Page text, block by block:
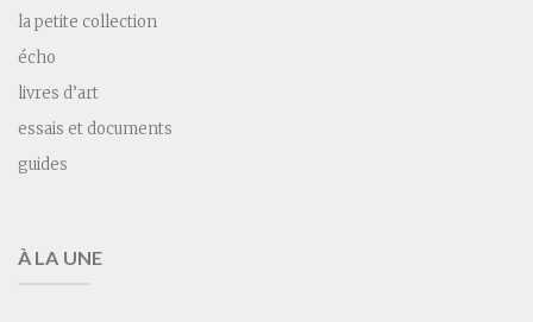
la petite collection
écho
livres d’art
essais et documents
guides
À LA UNE